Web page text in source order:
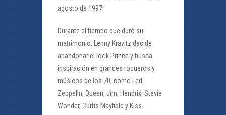
agosto de 1997.
Durante el tiempo que duró su
matrimonio, Lenny Kravitz decide
abandonar el look Prince y busca
inspiración en grandes roqueros y
músicos de los 70, como Led
Zeppelin, Queen, Jimi Hendrix, Stevie
Wonder, Curtis Mayfield y Kiss.